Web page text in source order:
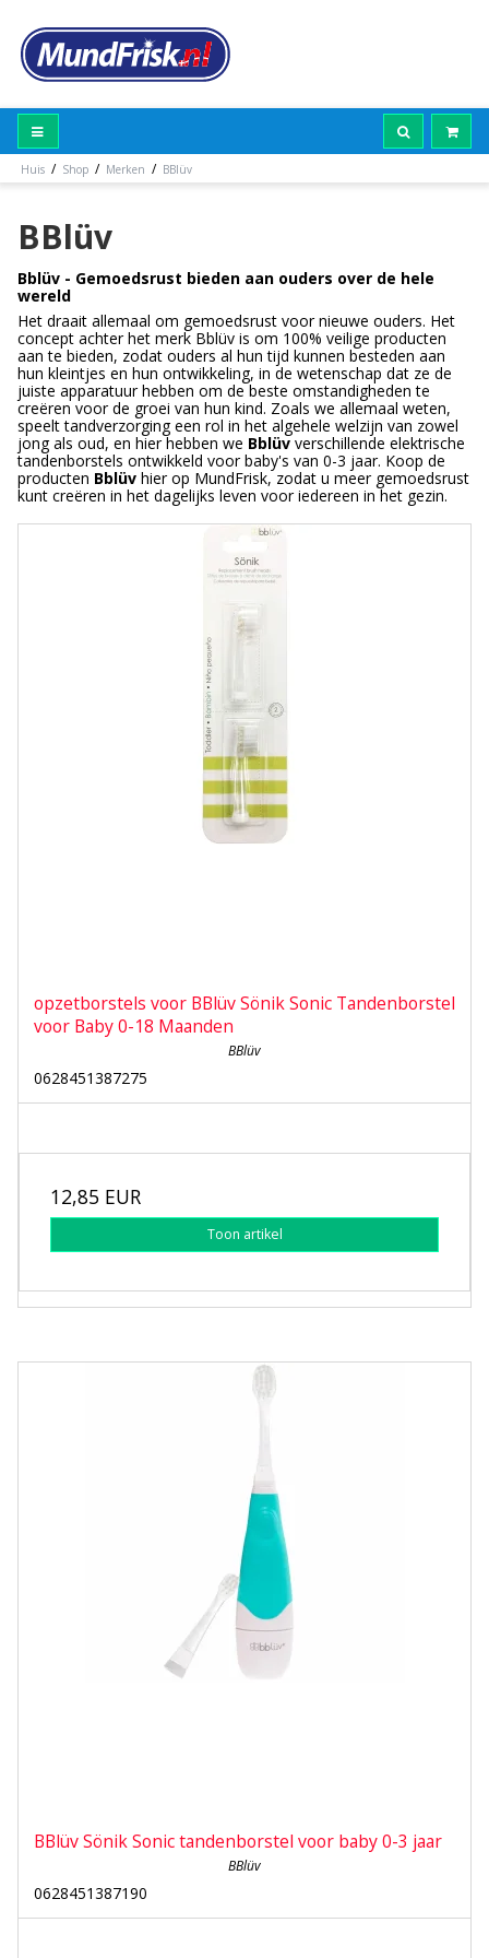
Huis / Shop / Merken / BBlüv
BBlüv
Bblüv - Gemoedsrust bieden aan ouders over de hele
wereld
Het draait allemaal om gemoedsrust voor nieuwe ouders. Het
concept achter het merk Bblüv is om 100% veilige producten
aan te bieden, zodat ouders al hun tijd kunnen besteden aan
hun kleintjes en hun ontwikkeling, in de wetenschap dat ze de
juiste apparatuur hebben om de beste omstandigheden te
creëren voor de groei van hun kind. Zoals we allemaal weten,
speelt tandverzorging een rol in het algehele welzijn van zowel
jong als oud, en hier hebben we Bblüvverschillende elektrische
tandenborstels ontwikkeld voor baby's van 0-3 jaar. Koop de
producten Bblüv hier op MundFrisk, zodat u meer gemoedsrust
kunt creëren in het dagelijks leven voor iedereen in het gezin.
opzetborstels voor BBlüv Sönik Sonic Tandenborstel
voor Baby 0-18 Maanden
BBlüv
0628451387275
12,85 EUR
Toon artikel
BBlüv Sönik Sonic tandenborstel voor baby 0-3 jaar
BBlüv
0628451387190